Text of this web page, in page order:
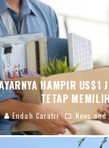
HAMPIR
TETAP
Endah Caratri News